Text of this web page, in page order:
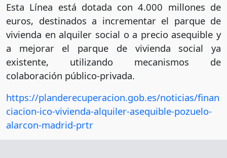
Esta Línea está dotada con 4.000 millones de
euros, destinados a incrementar el parque de
vivienda en alquiler social o a precio asequible y
a mejorar el parque de vivienda social ya
existente, utilizando mecanismos de
colaboración público-privada.
https://planderecuperacion.gob.es/noticias/finan
ciacion-ico-vivienda-alquiler-asequible-pozuelo-
alarcon-madrid-prtr